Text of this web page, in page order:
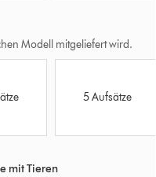
Modell mitgeliefert wird.
Dyson
(Gold)
5 Aufsätze
mit Tieren